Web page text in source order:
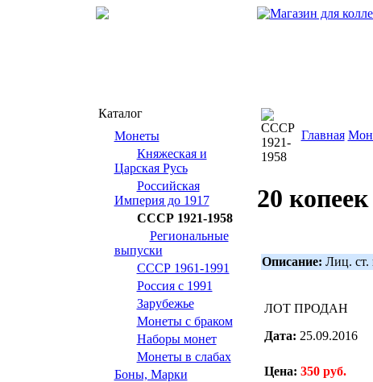
Каталог
Монеты
Княжеская и
Царская Русь
Российская
Империя до 1917
СССР 1921-1958
Региональные
выпуски
СССР 1961-1991
Россия с 1991
Зарубежье
Монеты с браком
Наборы монет
Монеты в слабах
Боны, Марки
Главная
20
Описание: Лиц.
ЛОТ ПРОДАН
Дата: 25.09.2016
Цена: 350 руб.